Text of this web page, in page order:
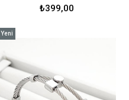
₺399,00
Yeni